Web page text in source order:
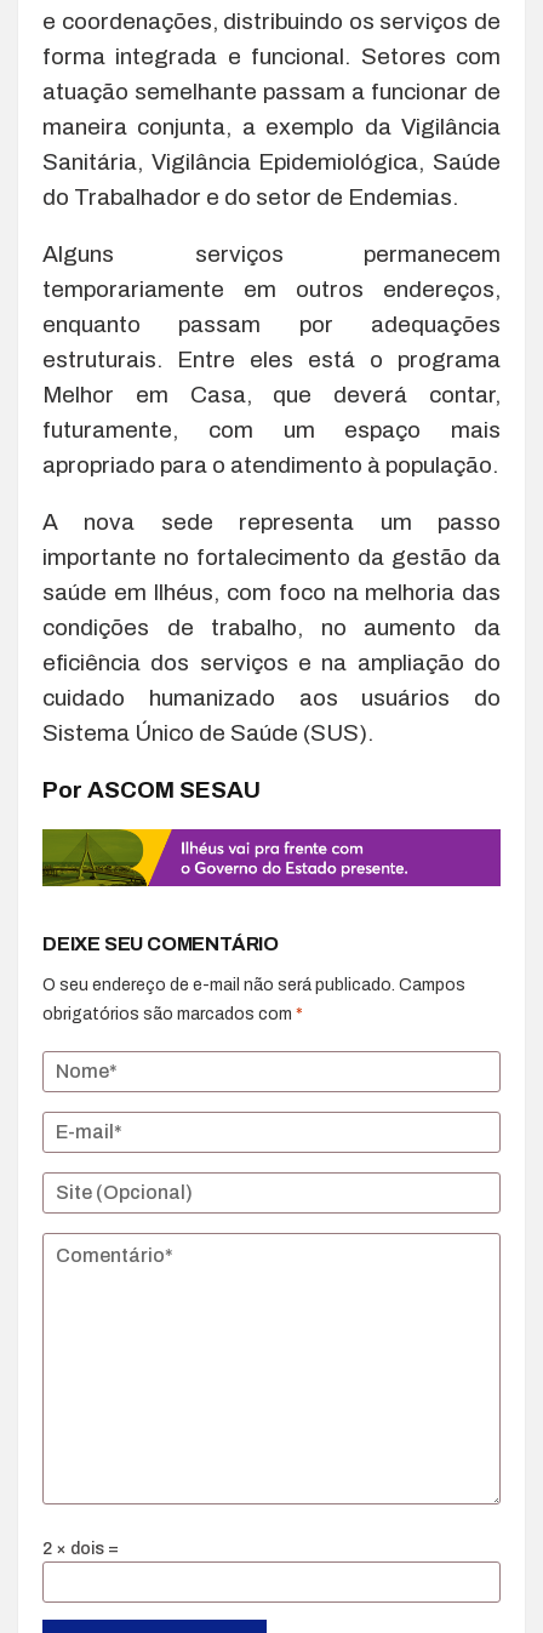
e coordenações, distribuindo os serviços de
forma integrada e funcional. Setores com
atuação semelhante passam a funcionar de
maneira conjunta, a exemplo da Vigilância
Sanitária, Vigilância Epidemiológica, Saúde
do Trabalhador e do setor de Endemias.
Alguns serviços permanecem
temporariamente em outros endereços,
enquanto passam por adequações
estruturais. Entre eles está o programa
Melhor em Casa, que deverá contar,
futuramente, com um espaço mais
apropriado para o atendimento à população.
A nova sede representa um passo
importante no fortalecimento da gestão da
saúde em Ilhéus, com foco na melhoria das
condições de trabalho, no aumento da
eficiência dos serviços e na ampliação do
cuidado humanizado aos usuários do
Sistema Único de Saúde (SUS).
Por ASCOM SESAU
DEIXE SEU COMENTÁRIO
O seu endereço de e-mail não será publicado. Campos
obrigatórios são marcados com *
2 × dois =